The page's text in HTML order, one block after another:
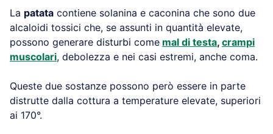
La patata contiene solanina e caconina che sono due
alcaloidi tossici che, se assunti in quantità elevate,
possono generare disturbi come mal di testa, crampi
muscolari, debolezza e nei casi estremi, anche coma.
Queste due sostanze possono però essere in parte
distrutte dalla cottura a temperature elevate, superiori
ai 170°.